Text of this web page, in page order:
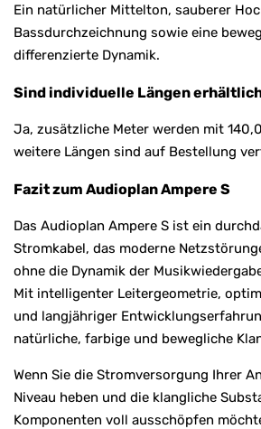
Ein natürlicher Mittelton, sauberer
Bassdurchzeichnung sowie eine
differenzierte Dynamik.
Sind individuelle Längen
Ja, zusätzliche Meter werden mit
weitere Längen sind auf Bestellung
Fazit zum Audioplan Ampere S
Das Audioplan Ampere S ist ein
Stromkabel, das moderne
ohne die Dynamik der
Mit intelligenter Leitergeometrie,
und langjähriger
natürliche, farbige und bewegliche
Wenn Sie die Stromversorgung Ihrer
Niveau heben und die klangliche
Komponenten voll ausschöpfen